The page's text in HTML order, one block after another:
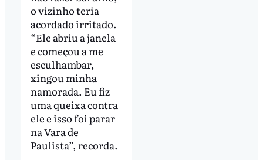
o vizinho teria
acordado irritado.
“Ele abriu a janela
e começou a me
esculhambar,
xingou minha
namorada. Eu fiz
uma queixa contra
ele e isso foi parar
na Vara de
Paulista”, recorda.